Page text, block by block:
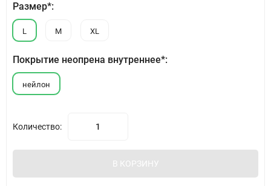
Размер*:
L M XL
Покрытие неопрена внутреннее*:
нейлон
Количество:
В КОРЗИНУ